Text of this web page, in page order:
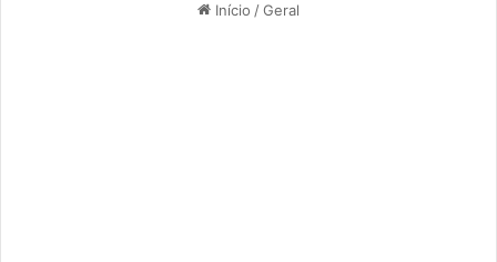
Início /Geral